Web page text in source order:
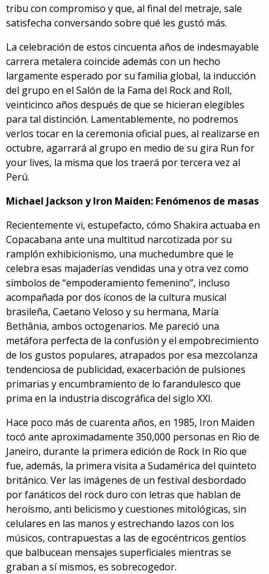
tribu con compromiso y que, al final del metraje, sale
satisfecha conversando sobre qué les gustó más.
La celebración de estos cincuenta años de indesmayable
carrera metalera coincide además con un hecho
largamente esperado por su familia global, la inducción
del grupo en el Salón de la Fama del Rock and Roll,
veinticinco años después de que se hicieran elegibles
para tal distinción. Lamentablemente, no podremos
verlos tocar en la ceremonia oficial pues, al realizarse en
octubre, agarrará al grupo en medio de su gira Run for
your lives, la misma que los traerá por tercera vez al
Perú.
Michael Jackson y Iron Maiden: Fenómenos de masas
Recientemente vi, estupefacto, cómo Shakira actuaba en
Copacabana ante una multitud narcotizada por su
ramplón exhibicionismo, una muchedumbre que le
celebra esas majaderías vendidas una y otra vez como
símbolos de “empoderamiento femenino”, incluso
acompañada por dos íconos de la cultura musical
brasileña, Caetano Veloso y su hermana, María
Bethânia, ambos octogenarios. Me pareció una
metáfora perfecta de la confusión y el empobrecimiento
de los gustos populares, atrapados por esa mezcolanza
tendenciosa de publicidad, exacerbación de pulsiones
primarias y encumbramiento de lo farandulesco que
prima en la industria discográfica del siglo XXI.
Hace poco más de cuarenta años, en 1985, Iron Maiden
tocó ante aproximadamente 350,000 personas en Rio de
Janeiro, durante la primera edición de Rock In Rio que
fue, además, la primera visita a Sudamérica del quinteto
británico. Ver las imágenes de un festival desbordado
por fanáticos del rock duro con letras que hablan de
heroísmo, anti belicismo y cuestiones mitológicas, sin
celulares en las manos y estrechando lazos con los
músicos, contrapuestas a las de egocéntricos gentíos
que balbucean mensajes superficiales mientras se
graban a sí mismos, es sobrecogedor.